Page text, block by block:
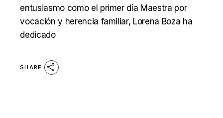
entusiasmo como el primer día Maestra por
vocación y herencia familiar, Lorena Boza ha
dedicado
SHARE